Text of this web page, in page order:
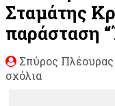
Σταμάτης
παράσταση
Σπύρος Πλέουρας
σχόλια